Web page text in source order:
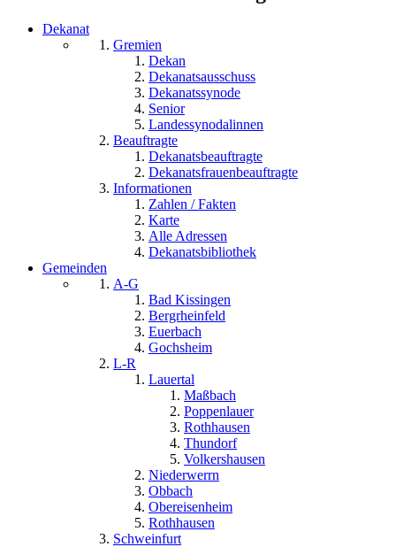
Dekanat
Gremien
Dekan
Dekanatsausschuss
Dekanatssynode
Senior
Landessynodalinnen
Beauftragte
Dekanatsbeauftragte
Dekanatsfrauenbeauftragte
Informationen
Zahlen / Fakten
Karte
Alle Adressen
Dekanatsbibliothek
Gemeinden
A-G
Bad Kissingen
Bergrheinfeld
Euerbach
Gochsheim
L-R
Lauertal
Maßbach
Poppenlauer
Rothhausen
Thundorf
Volkershausen
Niederwerrn
Obbach
Obereisenheim
Rothhausen
Schweinfurt